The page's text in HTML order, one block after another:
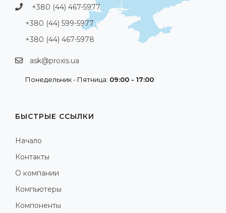
+380 (44) 467-5977
+380 (44) 599-5977
+380 (44) 467-5978
ask@proxis.ua
Понедельник - Пятница: 09:00 - 17:00
БЫСТРЫЕ ССЫЛКИ
Начало
Контакты
О компании
Компьютеры
Компоненты